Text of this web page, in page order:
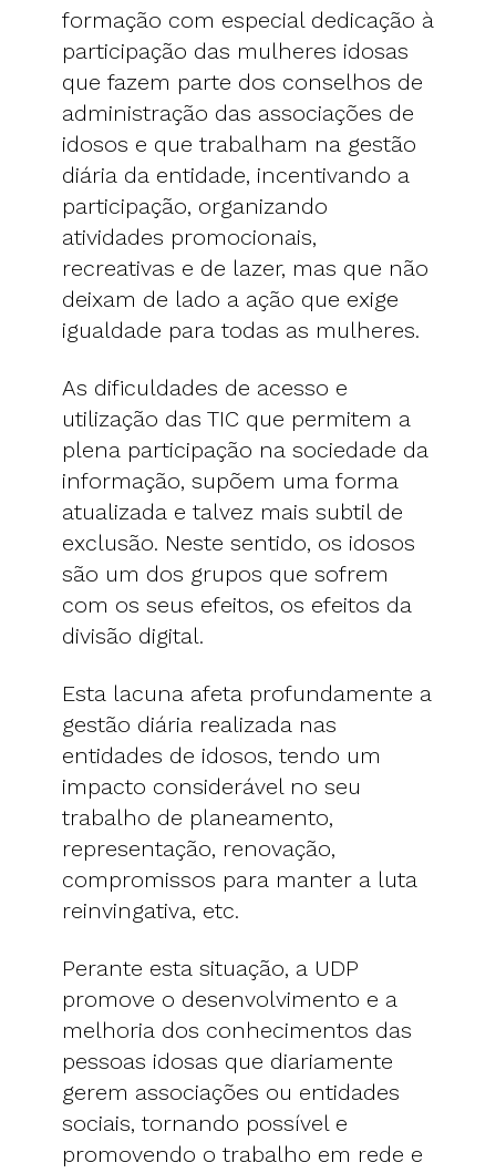
formação com especial dedicação à
participação das mulheres idosas
que fazem parte dos conselhos de
administração das associações de
idosos e que trabalham na gestão
diária da entidade, incentivando a
participação, organizando
atividades promocionais,
recreativas e de lazer, mas que não
deixam de lado a ação que exige
igualdade para todas as mulheres.
As dificuldades de acesso e
utilização das TIC que permitem a
plena participação na sociedade da
informação, supõem uma forma
atualizada e talvez mais subtil de
exclusão. Neste sentido, os idosos
são um dos grupos que sofrem
com os seus efeitos, os efeitos da
divisão digital.
Esta lacuna afeta profundamente a
gestão diária realizada nas
entidades de idosos, tendo um
impacto considerável no seu
trabalho de planeamento,
representação, renovação,
compromissos para manter a luta
reinvingativa, etc.
Perante esta situação, a UDP
promove o desenvolvimento e a
melhoria dos conhecimentos das
pessoas idosas que diariamente
gerem associações ou entidades
sociais, tornando possível e
promovendo o trabalho em rede e